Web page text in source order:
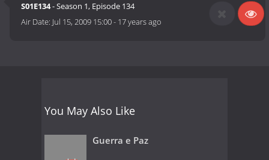
S01E134- Season 1, Episode 134
Air Date: Jul 15, 2009 15:00- 17 years ago
You May Also Like
Guerra e Paz